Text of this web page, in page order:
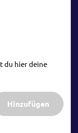
du hier deine
Hinzufügen